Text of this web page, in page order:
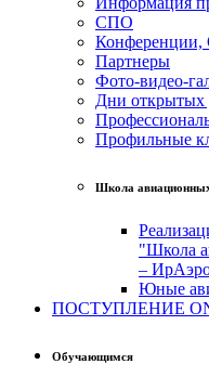
СПО
Партнеры
Фото-видео-
Дни открытых
Профильные
Школа
"Школа
–
Юные
ПОСТУПЛЕНИЕ
Обучающимся